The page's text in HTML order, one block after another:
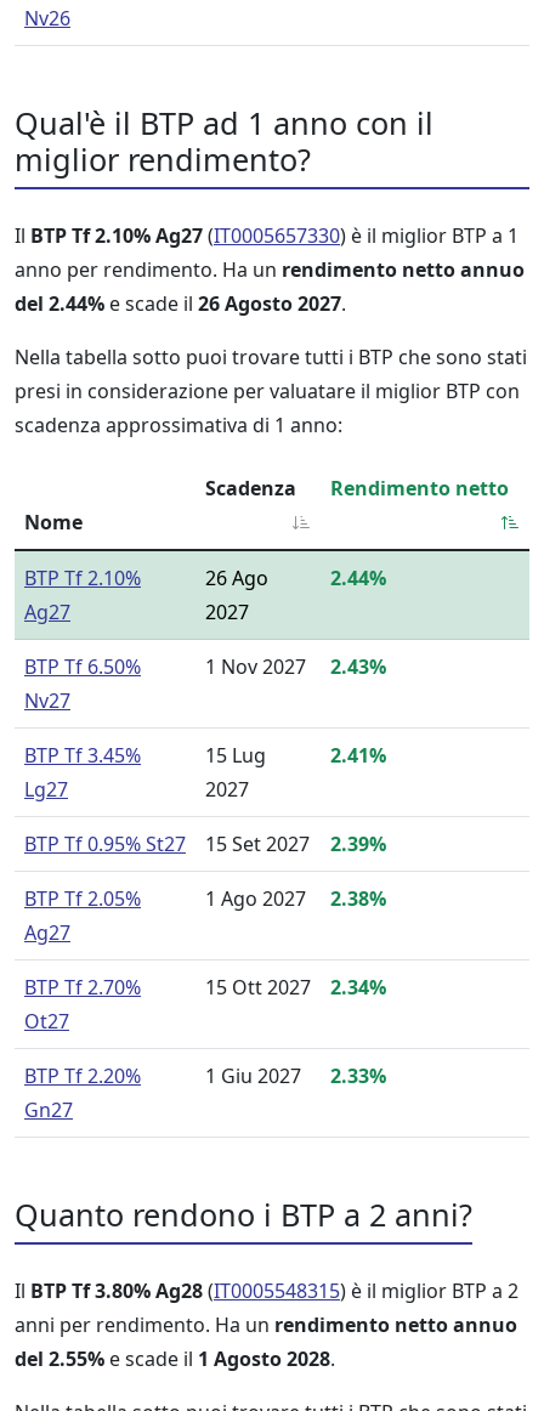
Nv26
Qual'è il BTP ad 1 anno con il
miglior rendimento?
Il BTP Tf 2.10% Ag27(IT0005657330) è il miglior BTP a 1
anno per rendimento. Ha un rendimento netto annuo
del 2.44% e scade il 26 Agosto 2027.
Nella tabella sotto puoi trovare tutti i BTP che sono stati
presi in considerazione per valuatare il miglior BTP con
scadenza approssimativa di 1 anno:
Nome
Scadenza Rendimento netto
BTP Tf 2.10%
Ag27
26 Ago
2027
2.44%
BTP Tf 6.50%
Nv27
1 Nov 2027 2.43%
BTP Tf 3.45%
Lg27
15 Lug
2027
2.41%
BTP Tf 0.95% St27 15 Set 2027 2.39%
BTP Tf 2.05%
Ag27
1 Ago 2027 2.38%
BTP Tf 2.70%
Ot27
15 Ott 2027 2.34%
BTP Tf 2.20%
Gn27
1 Giu 2027 2.33%
Quanto rendono i BTP a 2 anni?
Il BTP Tf 3.80% Ag28(IT0005548315) è il miglior BTP a 2
anni per rendimento. Ha un rendimento netto annuo
del 2.55% e scade il 1 Agosto 2028.